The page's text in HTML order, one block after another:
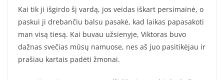
Kai tik ji išgirdo šį vardą, jos veidas iškart persimainė, o
paskui ji drebančiu balsu pasakė, kad laikas papasakoti
man visą tiesą. Kai buvau užsienyje, Viktoras buvo
dažnas svečias mūsų namuose, nes aš juo pasitikėjau ir
prašiau kartais padėti žmonai.